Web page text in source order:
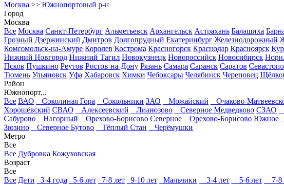
Москва >> Южнопортовый р-н
Город
Москва
Все Москва Санкт-Петербург Альметьевск Архангельск Астрахань Балашиха
Грозный Дзержинский Дмитров Долгопрудный Екатеринбург Железнодорожный
Комсомольск-на-Амуре Королев Кострома Красногорск Краснодар Красноярск
Нижний Новгород Нижний Тагил Новокузнецк Новороссийск Новосибирск
Псков Пушкино Реутов Ростов-на-Дону Рязань Самара Саранск Саратов
Тюмень Ульяновск Уфа Хабаровск Химки Чебоксары Челябинск Череповец
Район
Южнопорт...
Все ВАО Соколиная Гора Сокольники ЗАО Можайский Очаково-
Хорошёвский СВАО Алексеевский Лианозово Северное Медведково СЗАО
Сабурово
Нагорный Орехово-Борисово Северное Орехово-Борисово Южное
Зюзино
Северное Бутово Тёплый Стан
Черёмушки
Метро
Все
Все Дубровка Кожуховская
Возраст
Все
Все Дети 3-4 года 5-6 лет 7-8 лет 9-10 лет Мальчики 3-4 лет 5-6 лет 7-8